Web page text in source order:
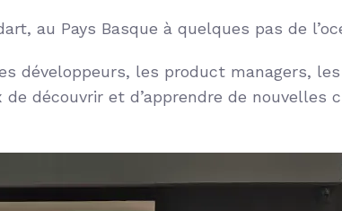
au Pays Basque à quelques pas de
développeurs, les product managers,
découvrir et d’apprendre de nouvelles